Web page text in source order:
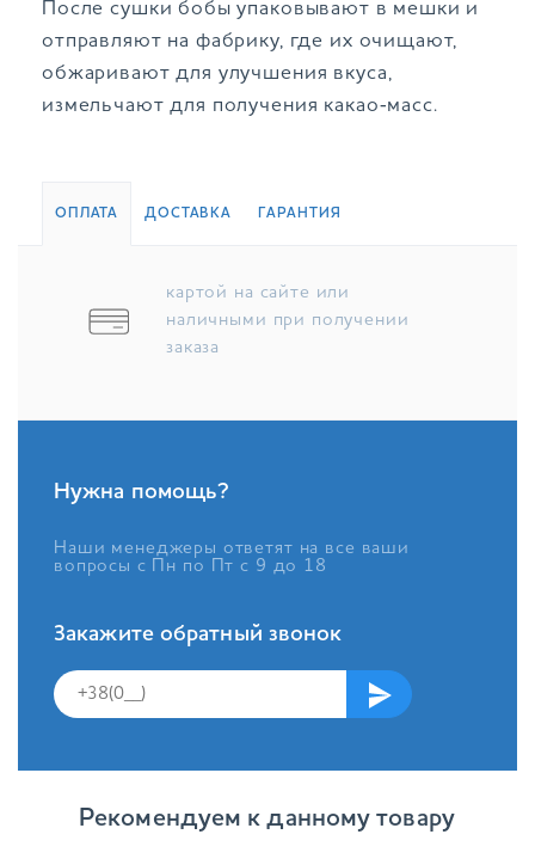
После сушки бобы упаковывают в мешки и
отправляют на фабрику, где их очищают,
обжаривают для улучшения вкуса,
измельчают для получения какао‑масс.
ОПЛАТА ДОСТАВКА ГАРАНТИЯ
картой на сайте или
наличными при получении
заказа
Нужна помощь?
Наши менеджеры ответят на все ваши
вопросы с Пн по Пт с 9 до 18
Закажите обратный звонок
Рекомендуем к данному товару